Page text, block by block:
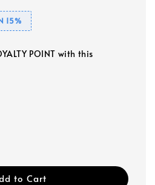
15%
POINT with this
to Cart